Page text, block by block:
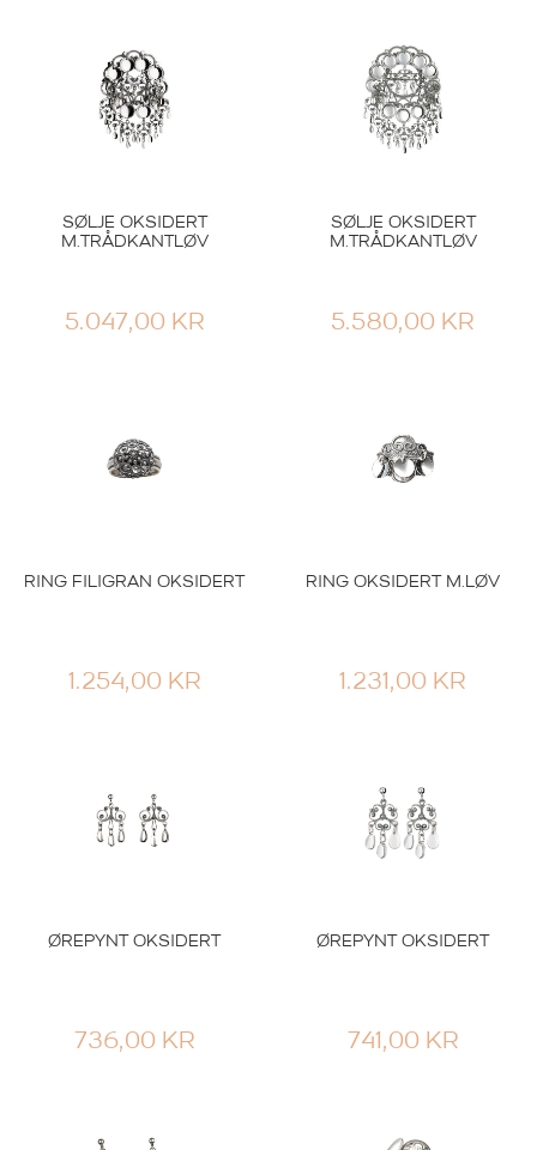
SØLJE OKSIDERT
M.TRÅDKANTLØV
5.047,00 KR
SØLJE OKSIDERT
M.TRÅDKANTLØV
5.580,00 KR
RING FILIGRAN OKSIDERT
1.254,00 KR
RING OKSIDERT M.LØV
1.231,00 KR
ØREPYNT OKSIDERT
736,00 KR
ØREPYNT OKSIDERT
741,00 KR